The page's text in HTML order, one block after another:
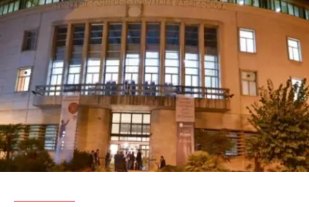
Attualità
Economia e lavoro
Italia Mondo
Sanità
Sport